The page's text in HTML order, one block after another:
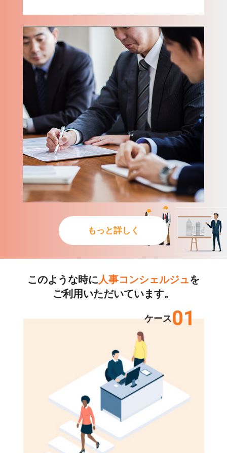
もっと詳しく
このような時に 人事コンシェルジュを
ご利用いただいています。
ケース01